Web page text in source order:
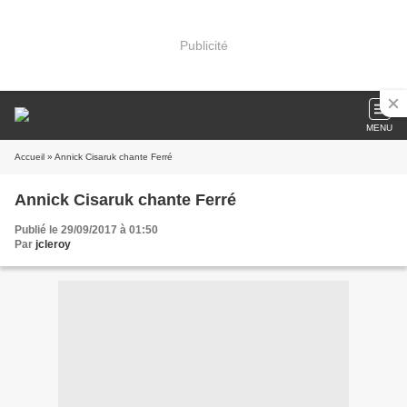
Publicité
MENU
Accueil » Annick Cisaruk chante Ferré
Annick Cisaruk chante Ferré
Publié le 29/09/2017 à 01:50
Par jcleroy